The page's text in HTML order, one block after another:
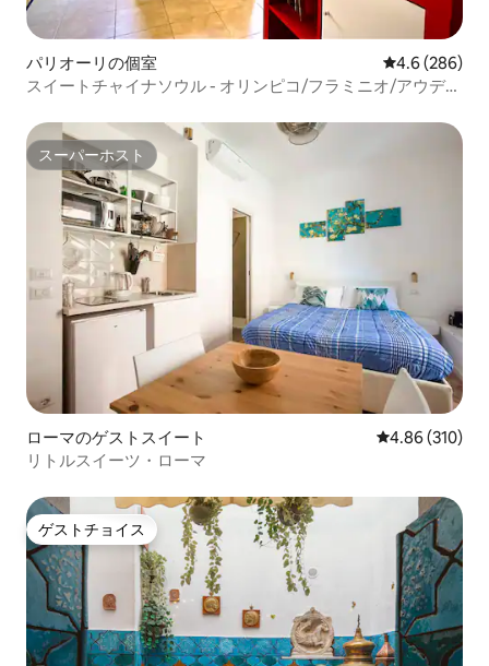
パリオーリの個室 レビュー286
4.6 (286)
スイートチャイナソウル - オリンピコ/フラミニオ/アウディ
スーパーホスト
スーパーホスト
ローマのゲストスイート レビュー310
4.86 (310)
リトルスイーツ・ローマ
ゲストチョイス
ゲストチョイス